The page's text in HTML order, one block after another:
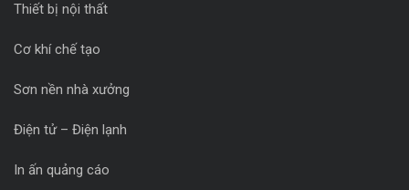
Thiết bị nội thất
Cơ khí chế tạo
Sơn nền nhà xưởng
Điện tử – Điện lạnh
In ấn quảng cáo